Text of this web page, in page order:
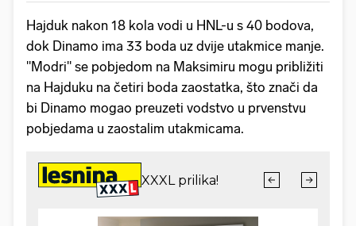
Hajduk nakon 18 kola vodi u HNL-u s 40 bodova,
dok Dinamo ima 33 boda uz dvije utakmice manje.
"Modri" se pobjedom na Maksimiru mogu približiti
na Hajduku na četiri boda zaostatka, što znači da
bi Dinamo mogao preuzeti vodstvo u prvenstvu
pobjedama u zaostalim utakmicama.